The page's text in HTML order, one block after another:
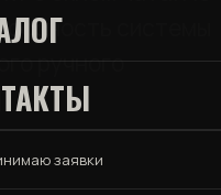
заявки
системы
ручного